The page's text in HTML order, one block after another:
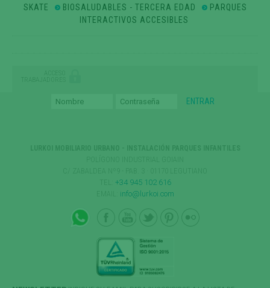
SKATE
BIOSALUDABLES - TERCERA EDAD
PARQUES
INTERACTIVOS ACCESIBLES
ACCESO
TRABAJADORES
+34 945 102 616
info@lurkoi.com